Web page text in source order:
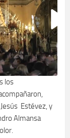
los
Estévez, y
Almansa